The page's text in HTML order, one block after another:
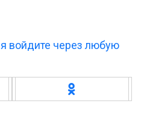
войдите через любую